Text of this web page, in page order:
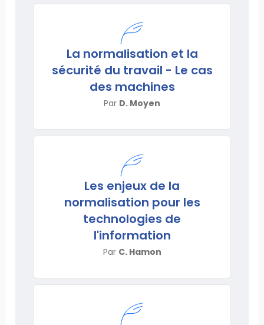
La normalisation et la
sécurité du travail - Le cas
des machines
Par D. Moyen
Les enjeux de la
normalisation pour les
technologies de
l'information
Par C. Hamon